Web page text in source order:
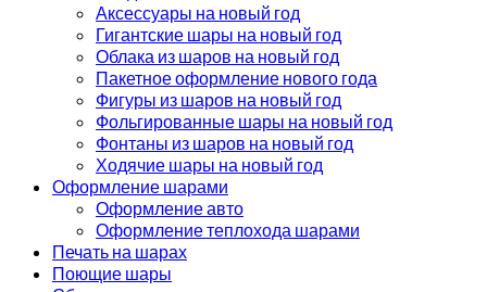
Аксессуары на новый год
Гигантские шары на новый год
Облака из шаров на новый год
Пакетное оформление нового года
Фигуры из шаров на новый год
Фольгированные шары на новый год
Фонтаны из шаров на новый год
Ходячие шары на новый год
Оформление шарами
Оформление авто
Оформление теплохода шарами
Печать на шарах
Поющие шары